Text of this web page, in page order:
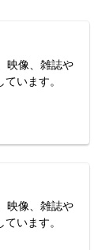
映像、雑誌や
います。
映像、雑誌や
います。